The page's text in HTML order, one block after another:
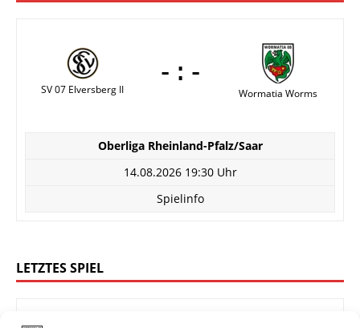
SV 07 Elversberg II
-:-
Wormatia Worms
Oberliga Rheinland-Pfalz/Saar
14.08.2026 19:30 Uhr
Spielinfo
LETZTES SPIEL